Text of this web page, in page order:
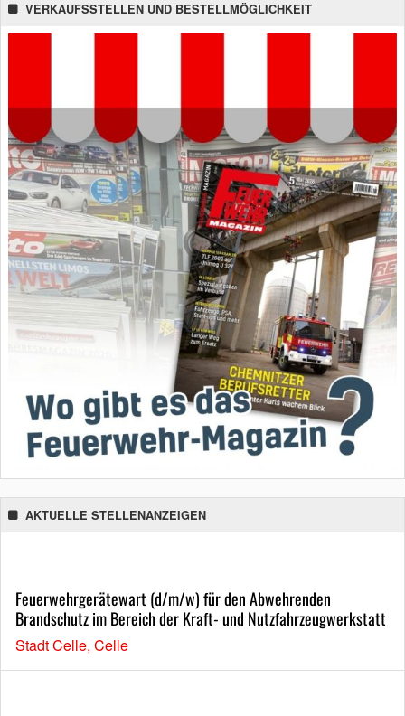
VERKAUFSSTELLEN UND BESTELLMÖGLICHKEIT
AKTUELLE STELLENANZEIGEN
Feuerwehrgerätewart (d/m/w) für den Abwehrenden
Brandschutz im Bereich der Kraft- und Nutzfahrzeugwerkstatt
Stadt Celle, Celle